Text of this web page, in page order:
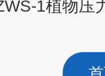
1植物压